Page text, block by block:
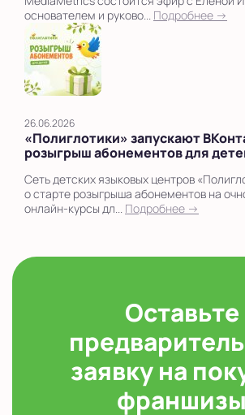
основателем и руково... Подробнее →
26.06.2026
«Полиглотики» запускают
розыгрыш абонементов для
Сеть детских языковых центров
о старте розыгрыша абонементов на
онлайн-курсы дл... Подробнее →
Оставьте
заявку на
франшизы